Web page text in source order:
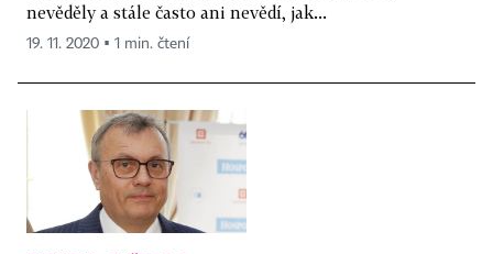
nevěděly a stále často ani nevědí, jak...
19. 11. 2020 ▪ 1 min. čtení